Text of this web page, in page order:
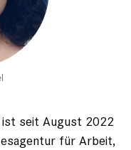
ist seit August 2022
für Arbeit,